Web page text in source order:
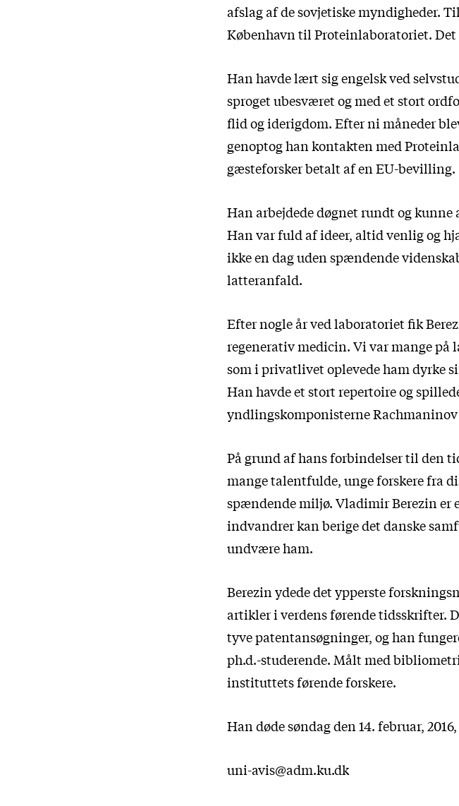
afslag af de sovjetiske myndigheder.
København til Proteinlaboratoriet. Det
Han havde lært sig engelsk ved
sproget ubesværet og med et stort
flid og iderigdom. Efter ni måneder
genoptog han kontakten med
gæsteforsker betalt af en EU-bevilling.
Han arbejdede døgnet rundt og
Han var fuld af ideer, altid venlig og
ikke en dag uden spændende
latteranfald.
Efter nogle år ved laboratoriet fik
regenerativ medicin. Vi var mange på
som i privatlivet oplevede ham dyrke
Han havde et stort repertoire og
yndlingskomponisterne Rachmaninov
På grund af hans forbindelser til
mange talentfulde, unge forskere fra
spændende miljø. Vladimir Berezin er
indvandrer kan berige det danske
undvære ham.
Berezin ydede det ypperste
artikler i verdens førende tidsskrifter.
tyve patentansøgninger, og han
ph.d.-studerende. Målt med
instituttets førende forskere.
Han døde søndag den 14. februar,
uni-avis@adm.ku.dk